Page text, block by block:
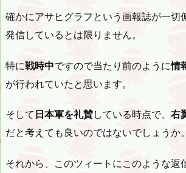
確かにアサヒグラフという画報誌が一切
発信しているとは限りません。
特に戦時中ですので当たり前のように情
が行われていたと思います。
そして 日本軍を礼賛している時点で、 右
だと考えても良いのではないでしょうか。
それから、このツィートにこのような返